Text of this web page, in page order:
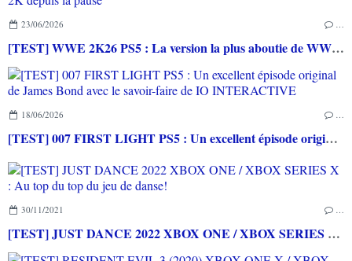
23/06/2026
[TEST] WWE 2K26 PS5 : La version la plus aboutie de WWE 2K depuis la pause
18/06/2026
[TEST] 007 FIRST LIGHT PS5 : Un excellent épisode original de James Bond avec le savoir-faire de IO INTERACTIVE
30/11/2021
[TEST] JUST DANCE 2022 XBOX ONE / XBOX SERIES X : Au top du top du jeu de danse!